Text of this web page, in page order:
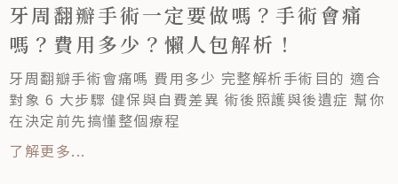
牙周翻瓣手術一定要做嗎？手術會痛
嗎？費用多少？懶人包解析！
牙周翻瓣手術會痛嗎 費用多少 完整解析手術目的 適合
對象 6 大步驟 健保與自費差異 術後照護與後遺症 幫你
在決定前先搞懂整個療程
了解更多...